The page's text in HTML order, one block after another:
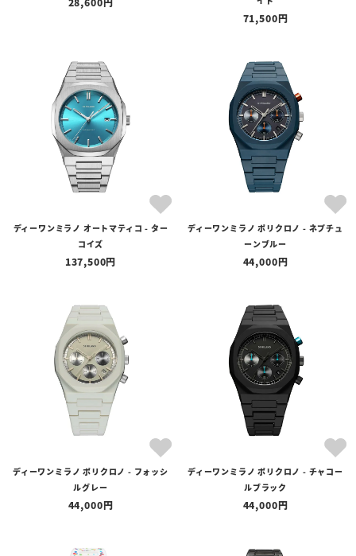
71,500
ディーワンミラノ オートマティコ - ター
コイズ
137,500
ディーワンミラノ ポリクロノ - ネプチュ
ーンブルー
44,000
ディーワンミラノ ポリクロノ - フォッシ
ルグレー
44,000
ディーワンミラノ ポリクロノ - チャコー
ルブラック
44,000